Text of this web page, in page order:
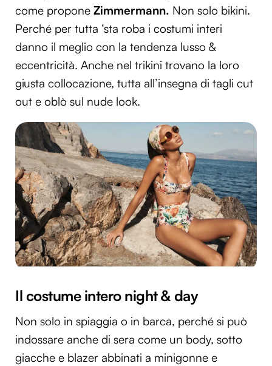
come propone Zimmermann. Non solo bikini.
Perché per tutta ‘sta roba i costumi interi
danno il meglio con la tendenza lusso &
eccentricità. Anche nel trikini trovano la loro
giusta collocazione, tutta all’insegna di tagli cut
out e oblò sul nude look.
Il costume intero night & day
Non solo in spiaggia o in barca, perché si può
indossare anche di sera come un body, sotto
giacche e blazer abbinati a minigonne e